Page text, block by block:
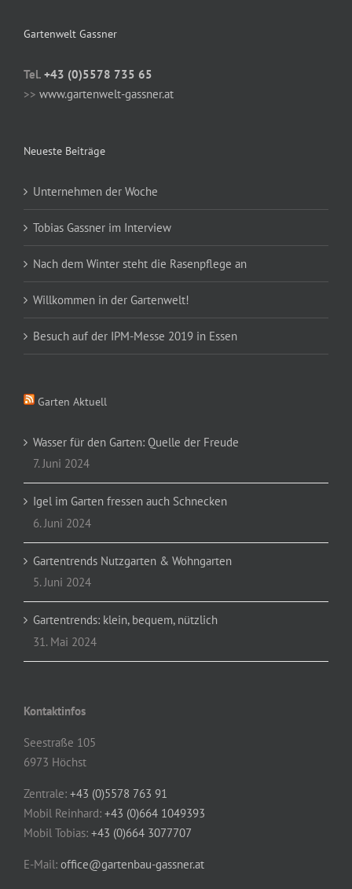
Gartenwelt Gassner
Tel. +43 (0)5578 735 65
>> www.gartenwelt-gassner.at
Neueste Beiträge
Unternehmen der Woche
Tobias Gassner im Interview
Nach dem Winter steht die Rasenpflege an
Willkommen in der Gartenwelt!
Besuch auf der IPM-Messe 2019 in Essen
Garten Aktuell
Wasser für den Garten: Quelle der Freude
7. Juni 2024
Igel im Garten fressen auch Schnecken
6. Juni 2024
Gartentrends Nutzgarten & Wohngarten
5. Juni 2024
Gartentrends: klein, bequem, nützlich
31. Mai 2024
Kontaktinfos
Seestraße 105
6973 Höchst
Zentrale: +43 (0)5578 763 91
Mobil Reinhard: +43 (0)664 1049393
Mobil Tobias: +43 (0)664 3077707
E-Mail: office@gartenbau-gassner.at